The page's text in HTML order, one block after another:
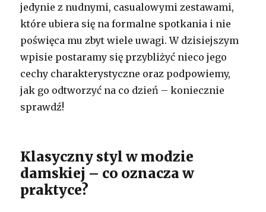
jedynie z nudnymi, casualowymi zestawami,
które ubiera się na formalne spotkania i nie
poświęca mu zbyt wiele uwagi. W dzisiejszym
wpisie postaramy się przybliżyć nieco jego
cechy charakterystyczne oraz podpowiemy,
jak go odtworzyć na co dzień – koniecznie
sprawdź!
Klasyczny styl w modzie
damskiej – co oznacza w
praktyce?